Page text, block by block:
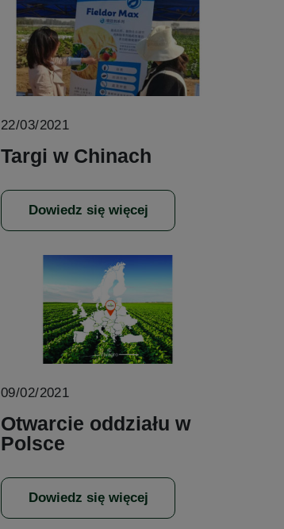
22/03/2021
Targi w Chinach
Dowiedz się więcej
09/02/2021
Otwarcie oddziału w
Polsce
Dowiedz się więcej